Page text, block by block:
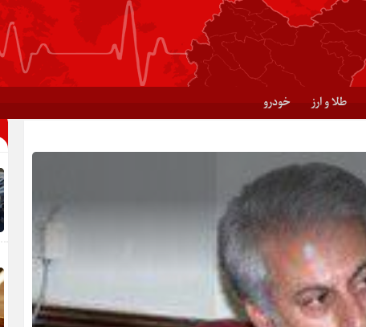
طلا و ارز خودرو